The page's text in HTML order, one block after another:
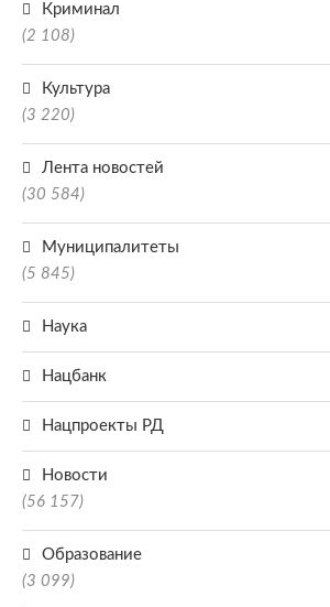
Криминал
(2 108)
Культура
(3 220)
Лента новостей
(30 584)
Муниципалитеты
(5 845)
Наука
Нацбанк
Нацпроекты РД
Новости
(56 157)
Образование
(3 099)